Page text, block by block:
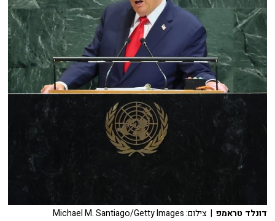
דונלד טראמפ | צילום: Michael M. Santiago/Getty Images